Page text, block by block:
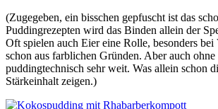
(Zugegeben, ein bisschen gepfuscht ist das
Puddingrezepten wird das Binden allein der
Oft spielen auch Eier eine Rolle, besonders
schon aus farblichen Gründen. Aber auch
puddingtechnisch sehr weit. Was allein schon
Stärkeinhalt zeigen.)